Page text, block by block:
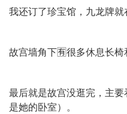
我还订了珍宝馆，九龙牌就
故宫墙角下🈶很多休息长椅
最后就是故宫没逛完，主
是她的卧室）。